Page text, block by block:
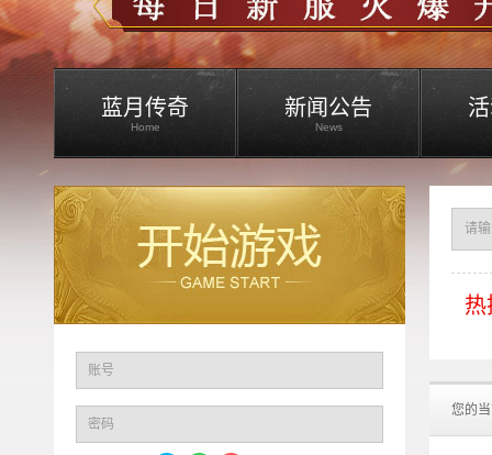
蓝月传奇
Home
新闻公告
News
热
您的
账号
密码